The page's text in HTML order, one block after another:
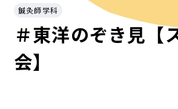
鍼灸師学科
＃東洋のぞき見【
会】